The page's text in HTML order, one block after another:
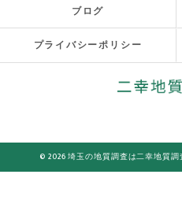
ブログ
プライバシーポリシー
© 2026 埼玉の地質調査は二幸地質調